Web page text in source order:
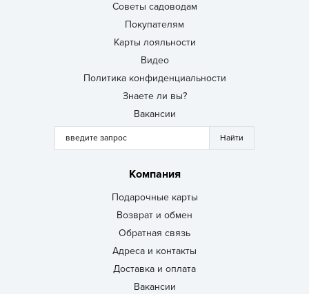
Советы садоводам
Покупателям
Карты лояльности
Видео
Политика конфиденциальности
Знаете ли вы?
Вакансии
Компания
Подарочные карты
Возврат и обмен
Обратная связь
Адреса и контакты
Доставка и оплата
Вакансии